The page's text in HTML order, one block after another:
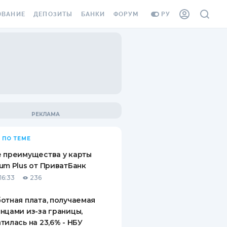
РУ
ВИНЬЕТКА
СОТРУДНИКОВ
ОТ
СЛУЧАЕВ
ДЕПОЗИТЫ
ВОПРОСЫ И ОТВЕТЫ
ПУТЕВОДИТЕЛИ ПО
БАНКИ ФОРУМ
ПО ТЕМЕ
преимущества у карты
Plus от ПриватБанк
236
плата, получаемая
из-за границы,
на 23,6% - НБУ